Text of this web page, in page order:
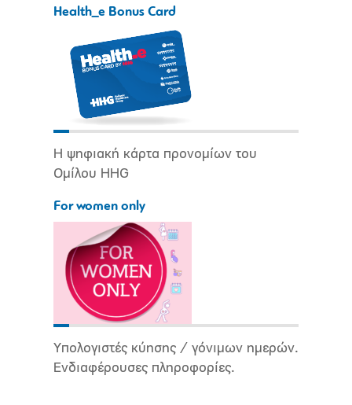
Health_e Bonus Card
Η ψηφιακή κάρτα προνομίων του
Ομίλου HHG
For women only
Υπολογιστές κύησης / γόνιμων ημερών.
Ενδιαφέρουσες πληροφορίες.